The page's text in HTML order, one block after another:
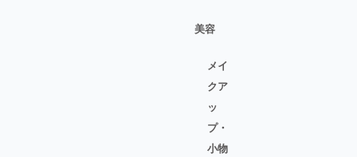
美容
メイ
クア
ッ
プ・
小物